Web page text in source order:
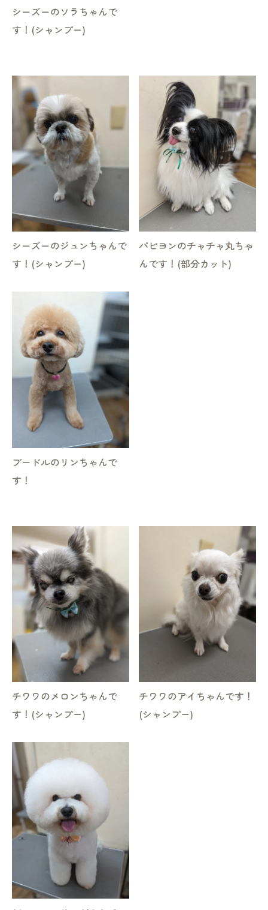
シーズーのソラちゃんで
す！(シャンプー)
シーズーのジュンちゃんで
す！(シャンプー)
パピヨンのチャチャ丸ちゃ
んです！(部分カット)
プードルのリンちゃんで
す！
チワワのメロンちゃんで
す！(シャンプー)
チワワのアイちゃんです！
(シャンプー)